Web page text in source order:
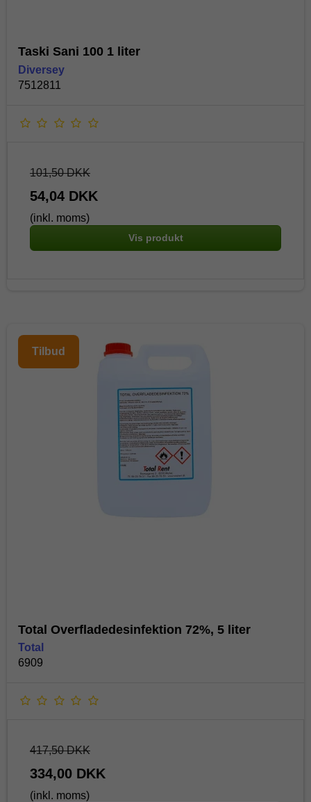
Taski Sani 100 1 liter
Diversey
7512811
101,50 DKK
54,04 DKK
(inkl. moms)
Vis produkt
Tilbud
Total Overfladedesinfektion 72%, 5 liter
Total
6909
417,50 DKK
334,00 DKK
(inkl. moms)